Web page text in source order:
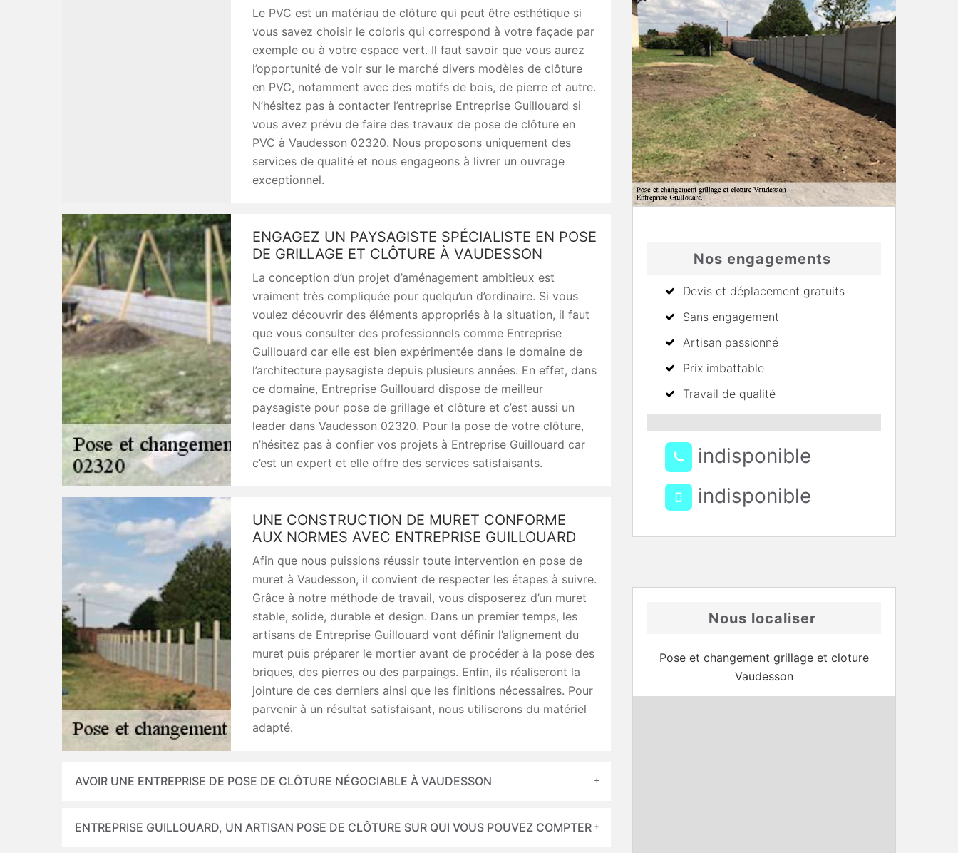
Le PVC est un matériau de clôture qui peut être esthétique si
vous savez choisir le coloris qui correspond à votre façade par
exemple ou à votre espace vert. Il faut savoir que vous aurez
l’opportunité de voir sur le marché divers modèles de clôture
en PVC, notamment avec des motifs de bois, de pierre et autre.
N’hésitez pas à contacter l’entreprise Entreprise Guillouard si
vous avez prévu de faire des travaux de pose de clôture en
PVC à Vaudesson 02320. Nous proposons uniquement des
services de qualité et nous engageons à livrer un ouvrage
exceptionnel.
ENGAGEZ UN PAYSAGISTE SPÉCIALISTE EN POSE
DE GRILLAGE ET CLÔTURE À VAUDESSON
La conception d’un projet d’aménagement ambitieux est
vraiment très compliquée pour quelqu’un d’ordinaire. Si vous
voulez découvrir des éléments appropriés à la situation, il faut
que vous consulter des professionnels comme Entreprise
Guillouard car elle est bien expérimentée dans le domaine de
l’architecture paysagiste depuis plusieurs années. En effet, dans
ce domaine, Entreprise Guillouard dispose de meilleur
paysagiste pour pose de grillage et clôture et c’est aussi un
leader dans Vaudesson 02320. Pour la pose de votre clôture,
n’hésitez pas à confier vos projets à Entreprise Guillouard car
c’est un expert et elle offre des services satisfaisants.
UNE CONSTRUCTION DE MURET CONFORME
AUX NORMES AVEC ENTREPRISE GUILLOUARD
Afin que nous puissions réussir toute intervention en pose de
muret à Vaudesson, il convient de respecter les étapes à suivre.
Grâce à notre méthode de travail, vous disposerez d’un muret
stable, solide, durable et design. Dans un premier temps, les
artisans de Entreprise Guillouard vont définir l’alignement du
muret puis préparer le mortier avant de procéder à la pose des
briques, des pierres ou des parpaings. Enfin, ils réaliseront la
jointure de ces derniers ainsi que les finitions nécessaires. Pour
parvenir à un résultat satisfaisant, nous utiliserons du matériel
adapté.
AVOIR UNE ENTREPRISE DE POSE DE CLÔTURE NÉGOCIABLE À VAUDESSON
ENTREPRISE GUILLOUARD, UN ARTISAN POSE DE CLÔTURE SUR QUI VOUS POUVEZ COMPTER
Nos engagements
Devis et déplacement gratuits
Sans engagement
Artisan passionné
Prix imbattable
Travail de qualité
indisponible
indisponible
Nous localiser
Pose et changement grillage et cloture
Vaudesson